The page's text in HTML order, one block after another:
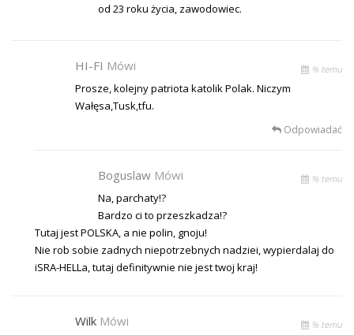
od 23 roku życia, zawodowiec.
HI-FI Mówi % temu
Prosze, kolejny patriota katolik Polak. Niczym
Wałęsa,Tusk,tfu.
Odpowiadać
Boguslaw Mówi % temu
Na, parchaty!?
Bardzo ci to przeszkadza!?
Tutaj jest POLSKA, a nie polin, gnoju!
Nie rob sobie zadnych niepotrzebnych nadziei, wypierdalaj do
iSRA-HELLa, tutaj definitywnie nie jest twoj kraj!
Wilk Mówi % temu